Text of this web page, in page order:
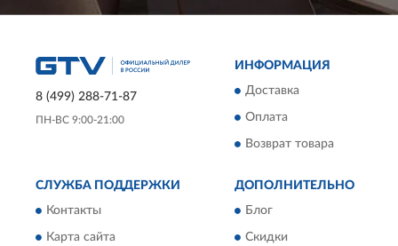
8 (499) 288-71-87
ПН-ВС 9:00-21:00
ИНФОРМАЦИЯ
Доставка
Оплата
Возврат товара
СЛУЖБА ПОДДЕРЖКИ
Контакты
Карта сайта
ДОПОЛНИТЕЛЬНО
Блог
Скидки